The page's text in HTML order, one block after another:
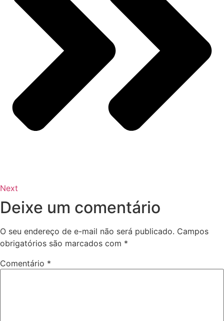
Next
Deixe um comentário
O seu endereço de e-mail não será publicado. Campos
obrigatórios são marcados com *
Comentário *